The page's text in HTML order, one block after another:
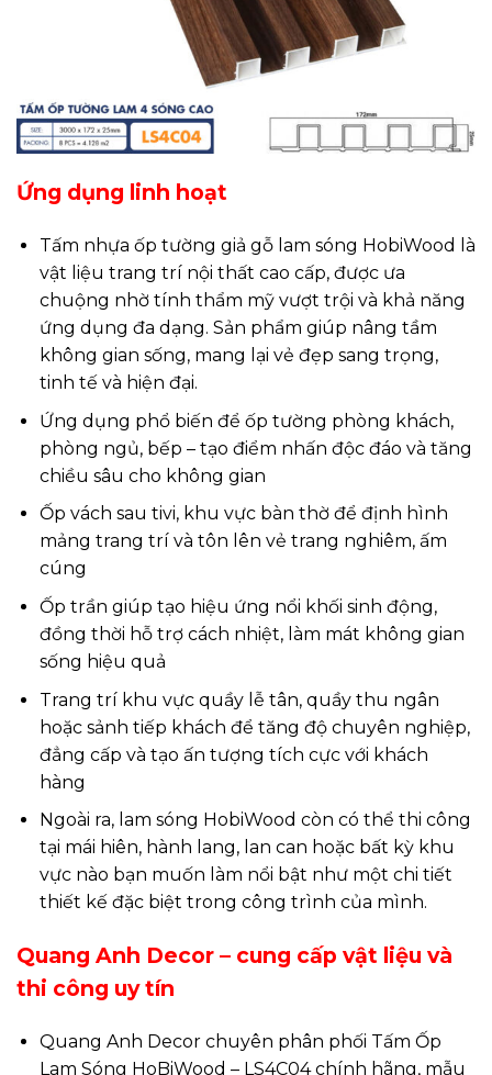
Ứng dụng linh hoạt
Tấm nhựa ốp tường giả gỗ lam sóng HobiWood là
vật liệu trang trí nội thất cao cấp, được ưa
chuộng nhờ tính thẩm mỹ vượt trội và khả năng
ứng dụng đa dạng. Sản phẩm giúp nâng tầm
không gian sống, mang lại vẻ đẹp sang trọng,
tinh tế và hiện đại.
Ứng dụng phổ biến để ốp tường phòng khách,
phòng ngủ, bếp – tạo điểm nhấn độc đáo và tăng
chiều sâu cho không gian
Ốp vách sau tivi, khu vực bàn thờ để định hình
mảng trang trí và tôn lên vẻ trang nghiêm, ấm
cúng
Ốp trần giúp tạo hiệu ứng nổi khối sinh động,
đồng thời hỗ trợ cách nhiệt, làm mát không gian
sống hiệu quả
Trang trí khu vực quầy lễ tân, quầy thu ngân
hoặc sảnh tiếp khách để tăng độ chuyên nghiệp,
đẳng cấp và tạo ấn tượng tích cực với khách
hàng
Ngoài ra, lam sóng HobiWood còn có thể thi công
tại mái hiên, hành lang, lan can hoặc bất kỳ khu
vực nào bạn muốn làm nổi bật như một chi tiết
thiết kế đặc biệt trong công trình của mình.
Quang Anh Decor – cung cấp vật liệu và
thi công uy tín
Quang Anh Decor chuyên phân phối Tấm Ốp
Lam Sóng HoBiWood – LS4C04 chính hãng, mẫu